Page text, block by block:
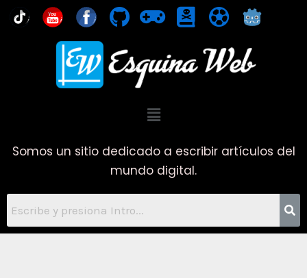
contenido
You
Menú
Somos un sitio dedicado a escribir artículos del
mundo digital.